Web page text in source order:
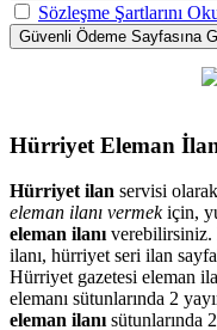
Sözleşme Şartlarını
Hürriyet Eleman
Hürriyet ilan servisi
eleman ilanı vermekiçin,
eleman ilanı verebilirsiniz.
ilanı, hürriyet seri ilan
Hürriyet gazetesi eleman
elemanı sütunlarında 2
eleman ilanı sütunlarında